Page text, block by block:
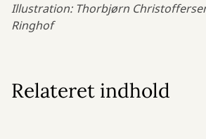
Illustration: Thorbjørn
Ringhof
Relateret indhold